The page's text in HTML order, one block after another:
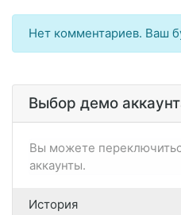
Нет комментариев. Ваш
Выбор демо
Вы можете
аккаунты.
История